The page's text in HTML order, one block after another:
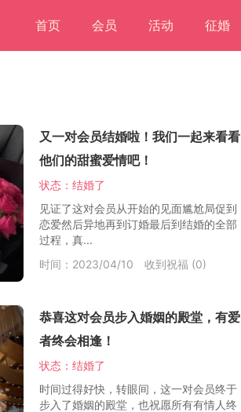
首页 会员 活动 征婚
又一对会员结婚啦！我们一起来看看
他们的甜蜜爱情吧！
状态：结婚了
见证了这对会员从开始的见面尴尬局促到
恋爱然后异地再到订婚最后到结婚的全部
过程，真...
时间：2023/04/10
收到祝福 (0)
恭喜这对会员步入婚姻的殿堂，有爱
者终会相逢！
状态：结婚了
时间过得好快，转眼间，这一对会员终于
步入了婚姻的殿堂，也祝愿所有有情人终